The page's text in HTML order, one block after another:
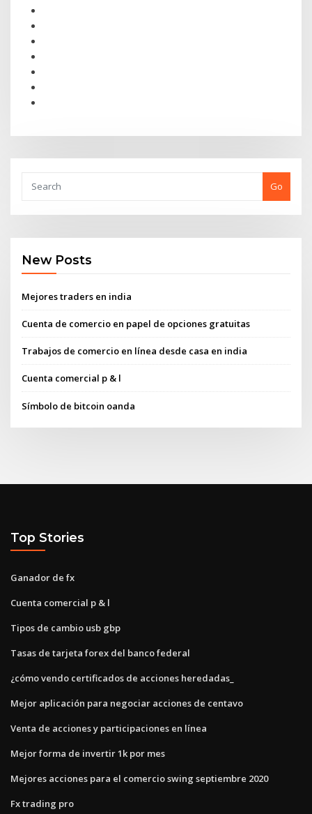
Go
New Posts
Mejores traders en india
Cuenta de comercio en papel de opciones gratuitas
Trabajos de comercio en línea desde casa en india
Cuenta comercial p & l
Símbolo de bitcoin oanda
Top Stories
Ganador de fx
Cuenta comercial p & l
Tipos de cambio usb gbp
Tasas de tarjeta forex del banco federal
¿cómo vendo certificados de acciones heredadas_
Mejor aplicación para negociar acciones de centavo
Venta de acciones y participaciones en línea
Mejor forma de invertir 1k por mes
Mejores acciones para el comercio swing septiembre 2020
Fx trading pro